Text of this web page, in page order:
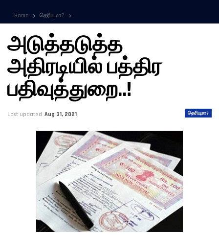
Home தெரியுமா?
அடுத்தடுத்த
அதிரடியில் பத்திர
பதிவுத்துறை..!
தெரியுமா?
Last updated Aug 31, 2021